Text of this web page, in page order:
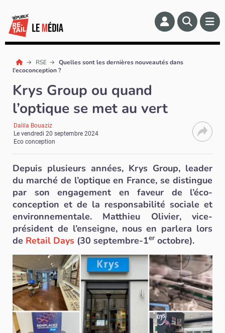
RSE
Quelles sont les dernières nouveautés dans
l'ecoconception ?
Krys Group ou quand
l’optique se met au vert
Dalila Bouaziz
Levendredi 20 septembre 2024
Eco conception
Depuis plusieurs années, Krys Group, leader
du marché de l’optique en France, se distingue
par son engagement en faveur de l’éco-
conception et de la responsabilité sociale et
environnementale. Matthieu Olivier, vice-
président de l’enseigne, nous en parlera lors
de Retail Days (30 septembre-1er octobre).